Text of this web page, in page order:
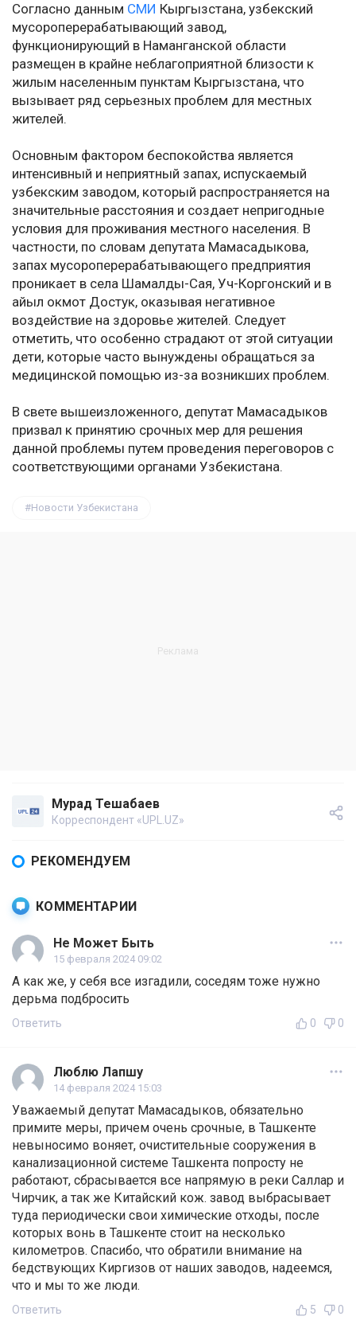
Согласно данным СМИ Кыргызстана, узбекский
мусороперерабатывающий завод,
функционирующий в Наманганской области
размещен в крайне неблагоприятной близости к
жилым населенным пунктам Кыргызстана, что
вызывает ряд серьезных проблем для местных
жителей.
Основным фактором беспокойства является
интенсивный и неприятный запах, испускаемый
узбекским заводом, который распространяется на
значительные расстояния и создает непригодные
условия для проживания местного населения. В
частности, по словам депутата Мамасадыкова,
запах мусороперерабатывающего предприятия
проникает в села Шамалды-Сая, Уч-Коргонский и в
айыл окмот Достук, оказывая негативное
воздействие на здоровье жителей. Следует
отметить, что особенно страдают от этой ситуации
дети, которые часто вынуждены обращаться за
медицинской помощью из-за возникших проблем.
В свете вышеизложенного, депутат Мамасадыков
призвал к принятию срочных мер для решения
данной проблемы путем проведения переговоров с
соответствующими органами Узбекистана.
Новости Узбекистана
Мурад Тешабаев
Корреспондент «UPL.UZ»
РЕКОМЕНДУЕМ
КОММЕНТАРИИ
Не Может Быть
15 февраля 2024 09:02
А как же, у себя все изгадили, соседям тоже нужно
дерьма подбросить
Ответить 0 0
Люблю Лапшу
14 февраля 2024 15:03
Уважаемый депутат Мамасадыков, обязательно
примите меры, причем очень срочные, в Ташкенте
невыносимо воняет, очистительные сооружения в
канализационной системе Ташкента попросту не
работают, сбрасывается все напрямую в реки Саллар и
Чирчик, а так же Китайский кож. завод выбрасывает
туда периодически свои химические отходы, после
которых вонь в Ташкенте стоит на несколько
километров. Спасибо, что обратили внимание на
бедствующих Киргизов от наших заводов, надеемся,
что и мы то же люди.
Ответить 5 0